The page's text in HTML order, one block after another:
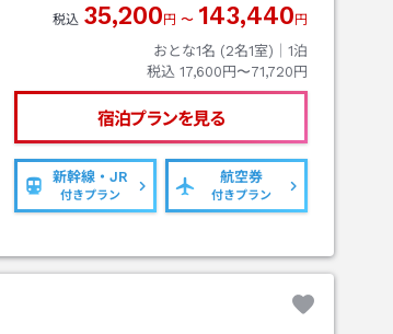
税込 35,200 円 〜 143,440 円
おとな1名 (2名1室)｜ 1泊
税込 17,600円〜71,720円
宿泊プランを見る
新幹線・JR
付きプラン
航空券
付きプラン